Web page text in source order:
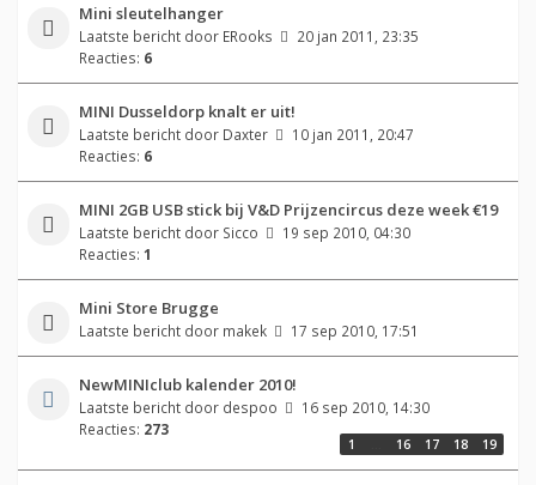
Mini sleutelhanger
Laatste bericht door ERooks
20 jan 2011, 23:35
Reacties: 6
MINI Dusseldorp knalt er uit!
Laatste bericht door Daxter
10 jan 2011, 20:47
Reacties: 6
MINI 2GB USB stick bij V&D Prijzencircus deze week €19
Laatste bericht door Sicco
19 sep 2010, 04:30
Reacties: 1
Mini Store Brugge
Laatste bericht door makek 17 sep 2010, 17:51
NewMINIclub kalender 2010!
Laatste bericht door despoo
16 sep 2010, 14:30
Reacties: 273
1 16 17 18 19